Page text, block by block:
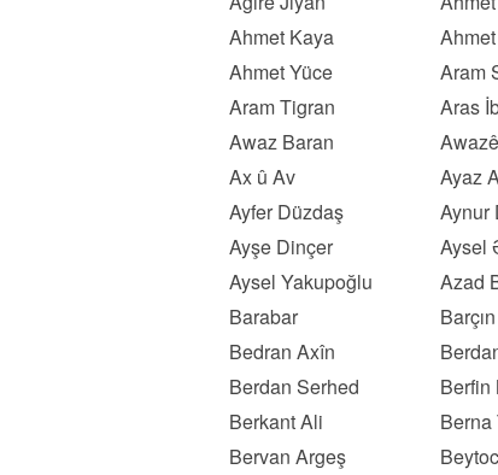
Ahmet Kaya
Ahmet Yüce
Aram
Aram Tigran
Aras
Awaz Baran
Ax û Av
Ayaz
Ayfer Düzdaş
Aynur
Ayşe Dinçer
Aysel
Aysel Yakupoğlu
Azad
Barabar
Barçın
Bedran Axîn
Berdan Serhed
Berfin
Berkant Ali
Berna
Bervan Argeş